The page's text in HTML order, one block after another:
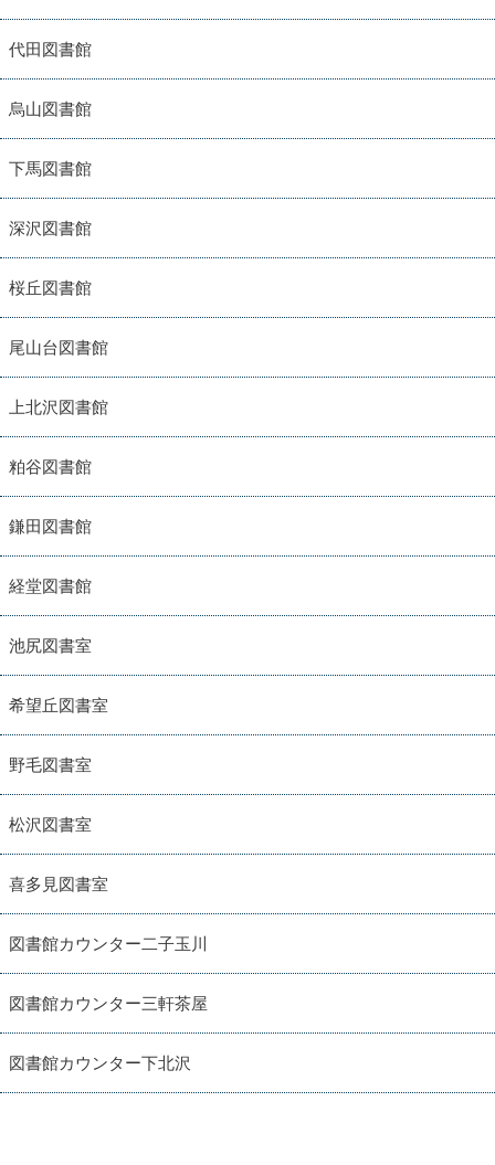
代田図書館
烏山図書館
下馬図書館
深沢図書館
桜丘図書館
尾山台図書館
上北沢図書館
粕谷図書館
鎌田図書館
経堂図書館
池尻図書室
希望丘図書室
野毛図書室
松沢図書室
喜多見図書室
図書館カウンター二子玉川
図書館カウンター三軒茶屋
図書館カウンター下北沢